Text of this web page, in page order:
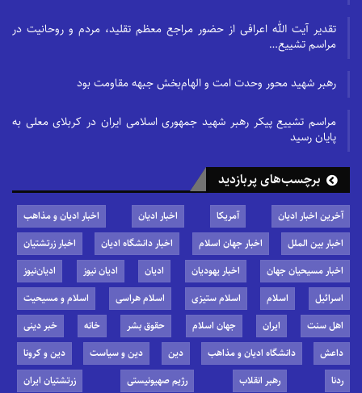
تقدیر آیت الله اعرافی از حضور مراجع معظم تقلید، مردم و روحانیت در
مراسم تشییع…
رهبر شهید محور وحدت امت و الهام‌بخش جبهه مقاومت بود
مراسم تشییع پیکر رهبر شهید جمهوری اسلامی ایران در کربلای معلی به
پایان رسید
برچسب‌های پربازدید
آخرین اخبار ادیان آمریکا اخبار ادیان
اخبار ادیان و مذاهب
اخبار بین الملل
اخبار جهان اسلام اخبار دانشگاه ادیان
اخبار زرتشتیان
اخبار مسیحیان جهان
اخبار یهودیان ادیان ادیان نیوز
ادیان‌نیوز
اسرائیل
اسلام اسلام ستیزی اسلام هراسی
اسلام و مسیحیت
اهل سنت
ایران جهان اسلام حقوق بشر خانه
خبر دینی
داعش
دانشگاه ادیان و مذاهب دین دین و سیاست
دین و کرونا
ردنا
رهبر انقلاب رژیم صهیونیستی زرتشتیان ایران